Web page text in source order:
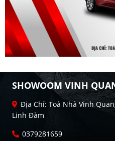
SHOWOOM VINH
Địa Chỉ: Toà Nhà Vinh
Linh Đàm
0379281659